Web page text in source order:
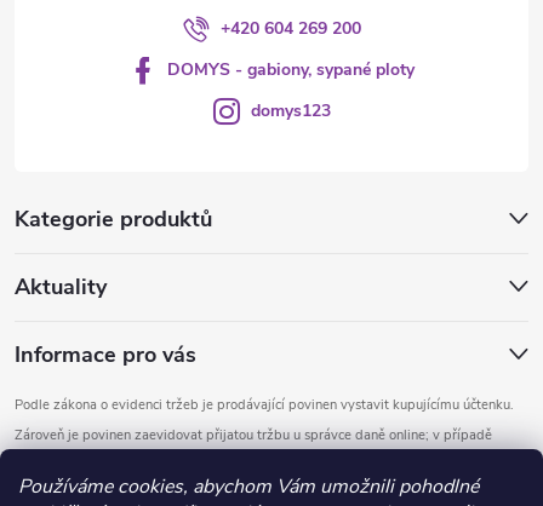
Používáme cookies, abychom Vám umožnili pohodlné
Kategorie produktů
Aktuality
Informace pro vás
Podle zákona o evidenci tržeb je prodávající povinen vystavit kupujícímu účtenku.
Zároveň je povinen zaevidovat přijatou tržbu u správce daně online; v případě
+420 604 269 200
DOMYS - gabiony, sypané ploty
domys123